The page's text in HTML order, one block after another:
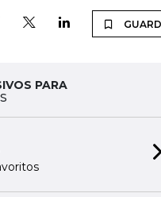
PARA